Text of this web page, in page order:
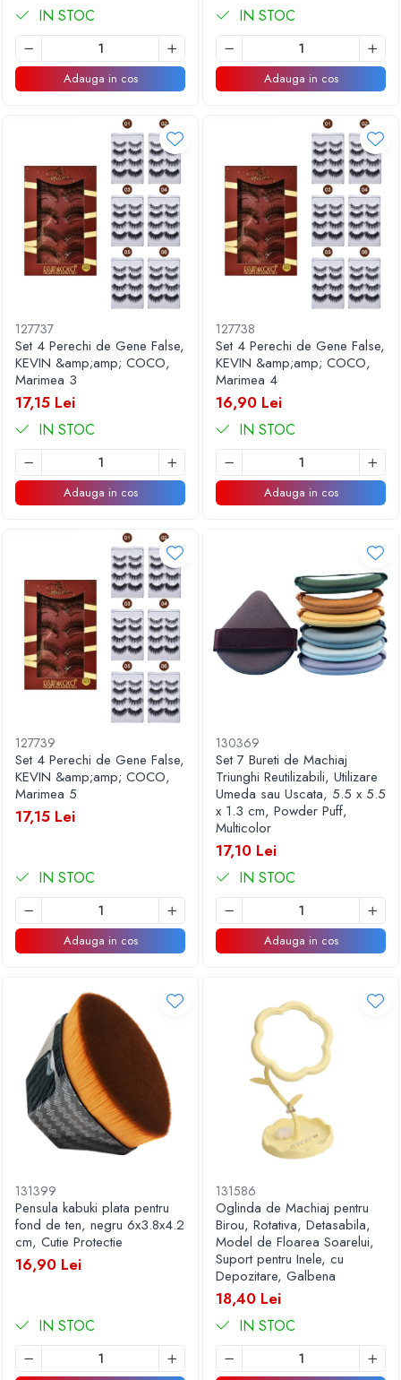
IN STOC
Adauga in cos
IN STOC
Adauga in cos
127737
Set 4 Perechi de Gene False,
KEVIN &amp;amp; COCO,
Marimea 3
17,15 Lei
IN STOC
Adauga in cos
127738
Set 4 Perechi de Gene False,
KEVIN &amp;amp; COCO,
Marimea 4
16,90 Lei
IN STOC
Adauga in cos
127739
Set 4 Perechi de Gene False,
KEVIN &amp;amp; COCO,
Marimea 5
17,15 Lei
IN STOC
Adauga in cos
130369
Set 7 Bureti de Machiaj
Triunghi Reutilizabili, Utilizare
Umeda sau Uscata, 5.5 x 5.5
x 1.3 cm, Powder Puff,
Multicolor
17,10 Lei
IN STOC
Adauga in cos
131399
Pensula kabuki plata pentru
fond de ten, negru 6x3.8x4.2
cm, Cutie Protectie
16,90 Lei
IN STOC
131586
Oglinda de Machiaj pentru
Birou, Rotativa, Detasabila,
Model de Floarea Soarelui,
Suport pentru Inele, cu
Depozitare, Galbena
18,40 Lei
IN STOC